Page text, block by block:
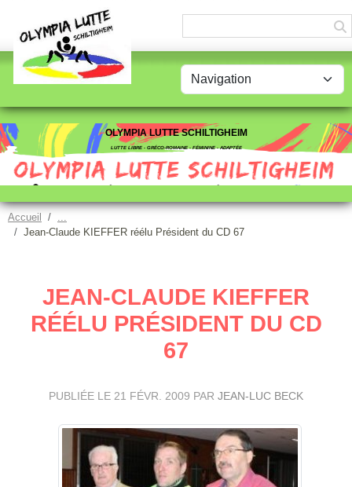
OLYMPIA LUTTE SCHILTIGHEIM
LUTTE LIBRE - GRÉCO-ROMAINE - FÉMININE - ADAPTÉE
Accueil
Jean-Claude KIEFFER réélu Président du CD 67
JEAN-CLAUDE KIEFFER
RÉÉLU PRÉSIDENT DU CD
67
PUBLIÉE LE 21 FÉVR. 2009 PAR JEAN-LUC BECK
Panneau de gestion des cookies